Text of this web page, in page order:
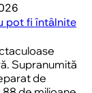
pot fi întâlnite
Supranumită
de